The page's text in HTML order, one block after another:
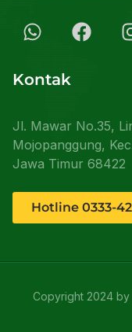
Kontak
Jl. Mawar No.35,
Mojopanggung,
Jawa Timur 68422
Hotline 0333-
Copyright 2024 by